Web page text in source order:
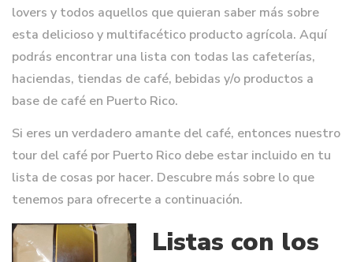
lovers y todos aquellos que quieran saber más sobre
esta delicioso y multifacético producto agrícola. Aquí
podrás encontrar una lista con todas las cafeterías,
haciendas, tiendas de café, bebidas y/o productos a
base de café en Puerto Rico.
Si eres un verdadero amante del café, entonces nuestro
tour del café por Puerto Rico debe estar incluido en tu
lista de cosas por hacer. Descubre más sobre lo que
tenemos para ofrecerte a continuación.
Listas con los